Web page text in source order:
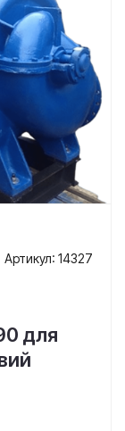
Артикул: 14327
для